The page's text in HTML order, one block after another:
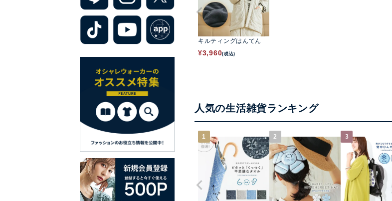
キルティングはんてん
¥3,960(税込)
人気の生活雑貨ランキング
1 2 3